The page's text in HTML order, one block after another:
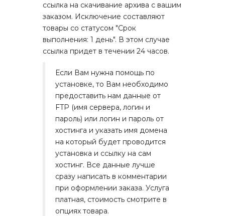
ссылка на скачивание архива с вашим
заказом. Исключение составляют
товары со статусом "Срок
выполнения: 1 день". В этом случае
ссылка придет в течении 24 часов.
Если Вам нужна помощь по
установке, то Вам необходимо
предоставить нам данные от
FTP (имя сервера, логин и
пароль) или логин и пароль от
хостинга и указать имя домена
на который будет проводится
установка и ссылку на сам
хостинг. Все данные лучше
сразу написать в комментарии
при оформлении заказа. Услуга
платная, стоимость смотрите в
опциях товара.